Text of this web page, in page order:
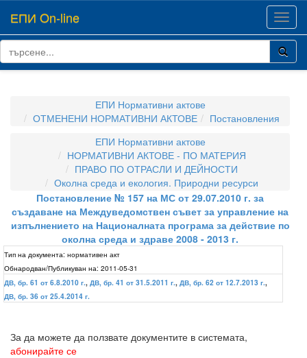
ЕПИ On-line
ЕПИ Нормативни актове
ОТМЕНЕНИ НОРМАТИВНИ АКТОВЕ
Постановления
ЕПИ Нормативни актове
НОРМАТИВНИ АКТОВЕ - ПО МАТЕРИЯ
ПРАВО ПО ОТРАСЛИ И ДЕЙНОСТИ
Околна среда и екология. Природни ресурси
Постановление № 157 на МС от 29.07.2010 г. за
създаване на Междуведомствен съвет за управление на
изпълнението на Националната програма за действие по
околна среда и здраве 2008 - 2013 г.
Тип на документа: нормативен акт
Обнародван/Публикуван на: 2011-05-31
ДВ, бр. 61 от 6.8.2010 г., ДВ, бр. 41 от 31.5.2011 г., ДВ, бр. 62 от 12.7.2013 г.,
ДВ, бр. 36 от 25.4.2014 г.
За да можете да ползвате документите в системата,
абонирайте се